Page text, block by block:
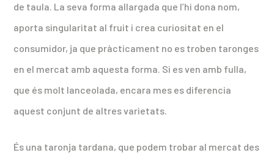
de taula. La seva forma allargada que l’hi dona nom,
aporta singularitat al fruit i crea curiositat en el
consumidor, ja que pràcticament no es troben taronges
en el mercat amb aquesta forma. Si es ven amb fulla,
que és molt lanceolada, encara mes es diferencia
aquest conjunt de altres varietats.
És una taronja tardana, que podem trobar al mercat des